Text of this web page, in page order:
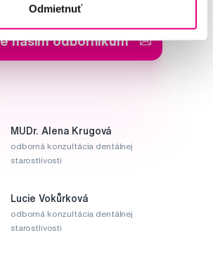
Odmietnuť
našim odborníkům
MUDr. Alena Krugová
odborná konzultácia dentálnej
starostlivosti
Lucie Vokůrková
odborná konzultácia dentálnej
starostlivosti